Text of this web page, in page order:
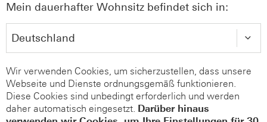
Mein dauerhafter Wohnsitz befindet sich in:
Wir verwenden Cookies, um sicherzustellen, dass unsere
Webseite und Dienste ordnungsgemäß funktionieren.
Diese Cookies sind unbedingt erforderlich und werden
daher automatisch eingesetzt. Darüber hinaus